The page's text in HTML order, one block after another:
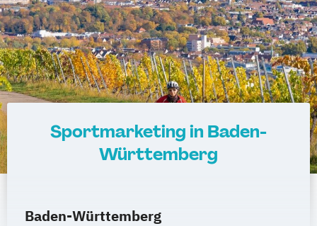
Sportmarketing in Baden-
Württemberg
Baden-Württemberg